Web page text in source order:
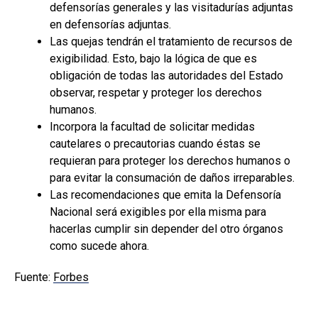
defensorías generales y las visitadurías adjuntas
en defensorías adjuntas.
Las quejas tendrán el tratamiento de recursos de
exigibilidad. Esto, bajo la lógica de que es
obligación de todas las autoridades del Estado
observar, respetar y proteger los derechos
humanos.
Incorpora la facultad de solicitar medidas
cautelares o precautorias cuando éstas se
requieran para proteger los derechos humanos o
para evitar la consumación de daños irreparables.
Las recomendaciones que emita la Defensoría
Nacional será exigibles por ella misma para
hacerlas cumplir sin depender del otro órganos
como sucede ahora.
Fuente: Forbes